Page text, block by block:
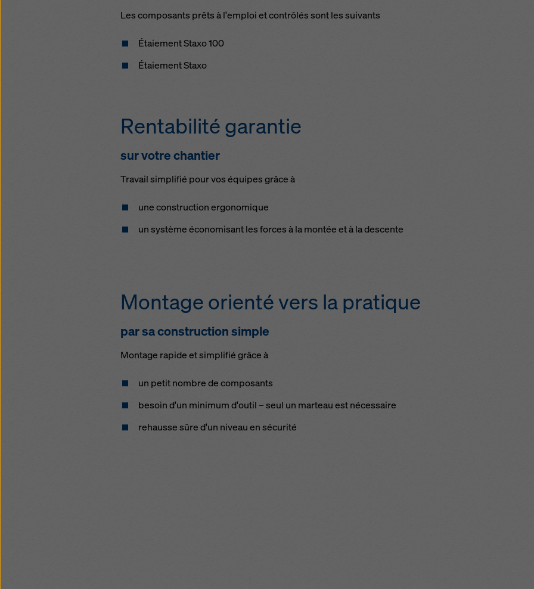
Les composants prêts à l'emploi et contrôlés sont les suivants
Étaiement Staxo 100
Étaiement Staxo
Rentabilité garantie
sur votre chantier
Travail simplifié pour vos équipes grâce à
une construction ergonomique
un système économisant les forces à la montée et à la descente
Montage orienté vers la pratique
par sa construction simple
Montage rapide et simplifié grâce à
un petit nombre de composants
besoin d'un minimum d'outil – seul un marteau est nécessaire
rehausse sûre d'un niveau en sécurité